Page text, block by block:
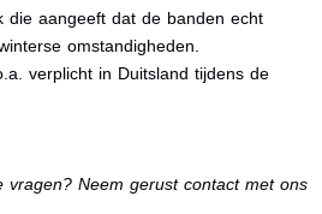
die aangeeft dat de banden echt
omstandigheden.
verplicht in Duitsland tijdens de
vragen? Neem gerust contact met ons